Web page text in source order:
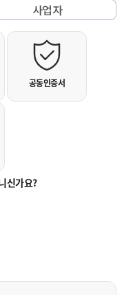
신가요?
사업자
공동인증서